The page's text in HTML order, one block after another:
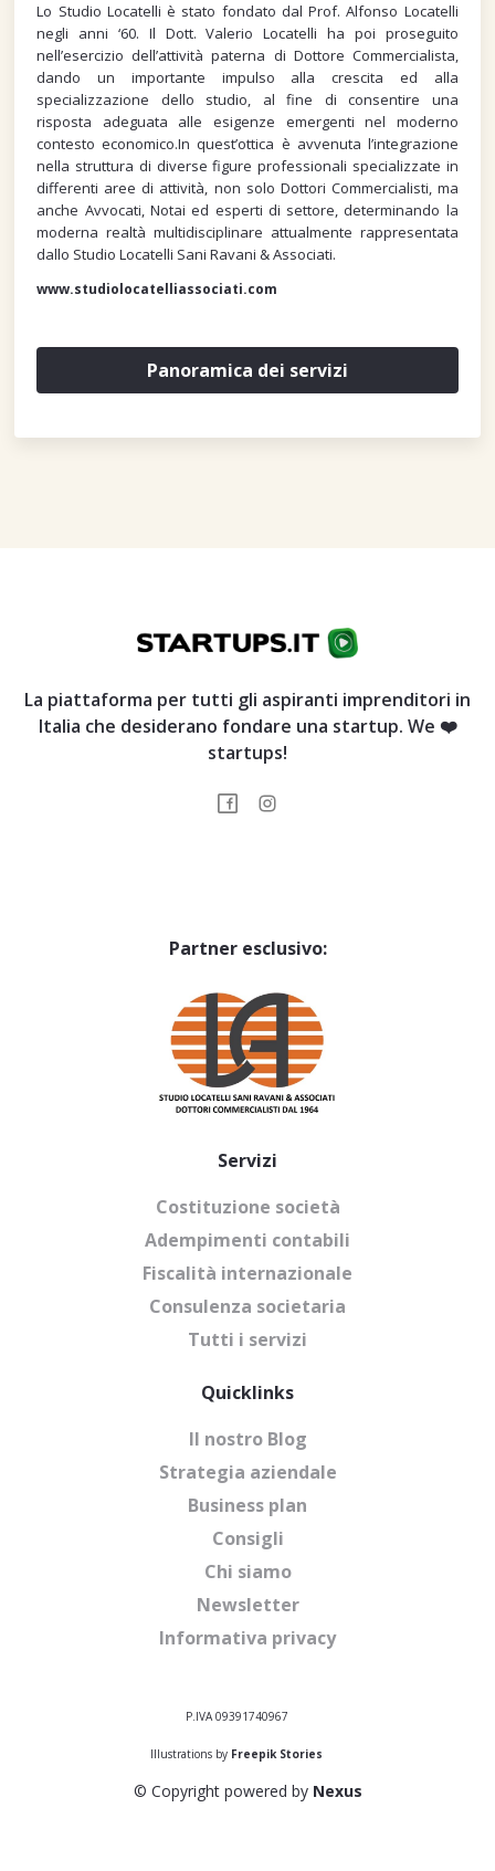
Lo Studio Locatelli è stato fondato dal Prof. Alfonso Locatelli
negli anni ‘60. Il Dott. Valerio Locatelli ha poi proseguito
nell’esercizio dell’attività paterna di Dottore Commercialista,
dando un importante impulso alla crescita ed alla
specializzazione dello studio, al fine di consentire una
risposta adeguata alle esigenze emergenti nel moderno
contesto economico.In quest’ottica è avvenuta l’integrazione
nella struttura di diverse figure professionali specializzate in
differenti aree di attività, non solo Dottori Commercialisti, ma
anche Avvocati, Notai ed esperti di settore, determinando la
moderna realtà multidisciplinare attualmente rappresentata
dallo Studio Locatelli Sani Ravani & Associati.
www.studiolocatelliassociati.com
Panoramica dei servizi
La piattaforma per tutti gli aspiranti imprenditori in
Italia che desiderano fondare una startup. We ❤️
startups!
Partner esclusivo:
Servizi
Costituzione società
Adempimenti contabili
Fiscalità internazionale
Consulenza societaria
Tutti i servizi
Quicklinks
Il nostro Blog
Strategia aziendale
Business plan
Consigli
Chi siamo
Newsletter
Informativa privacy
P.IVA 09391740967
Illustrations by Freepik Stories
© Copyright powered by Nexus